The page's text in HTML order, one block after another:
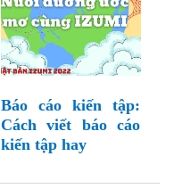
Báo cáo kiến tập:
Cách viết báo cáo
kiến tập hay